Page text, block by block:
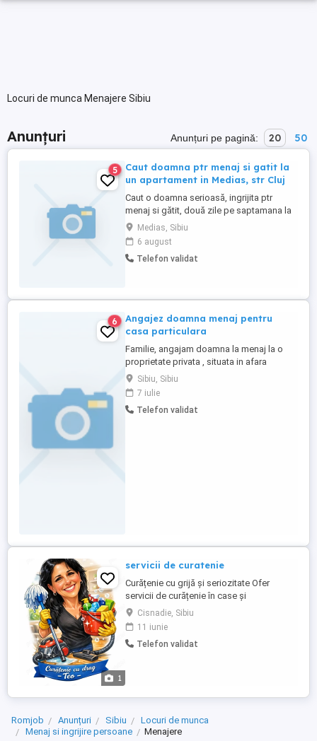
Locuri de munca Menajere Sibiu
Anunțuri Anunțuri pe pagină: 20 50
5
Caut doamna ptr menaj si gatit la
un apartament in Medias, str Cluj
Caut o doamna serioasă, ingrijita ptr
menaj si gătit, două zile pe saptamana la
un apartament in Medias, str Cluj, jud
Sibiu. Ofer intre 700 si 800 lei - lunarTel:
Medias, Sibiu
6 august
Telefon validat
6
Angajez doamna menaj pentru
casa particulara
Familie, angajam doamna la menaj la o
proprietate privata , situata in afara
Sibiului - Zona Tocile Sadu _ Atributiile
cerute - spalat, calcat, menaj - la un
program zilnic de la 7 la 16 si doua
sambete pe luna. Salariul oferit 7692 lei
Sibiu, Sibiu
7 iulie
Telefon validat
1
servicii de curatenie
Curățenie cu grijă și seriozitate Ofer
servicii de curățenie în case și
apartamente. Sunt o persoană
responsabilă, atentă la detalii și de
încredere. Curățenie generală Întreținere
Călcat (la cerere) Îmi doresc colaborare
Cisnadie, Sibiu
11 iunie
Telefon validat
Romjob Anunțuri Sibiu
Locuri de munca
Menaj si ingrijire persoane
Menajere